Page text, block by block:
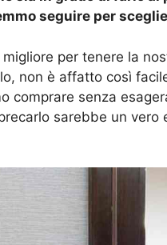
seguire per
per tenere la
non è affatto così
comprare senza
sarebbe un vero